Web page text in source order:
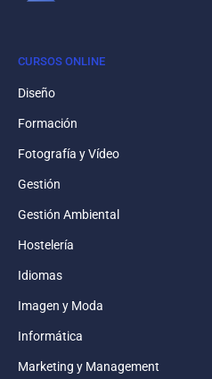
CURSOS ONLINE
Diseño
Formación
Fotografía y Vídeo
Gestión
Gestión Ambiental
Hostelería
Idiomas
Imagen y Moda
Informática
Marketing y Management